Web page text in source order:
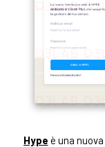
Hype è una